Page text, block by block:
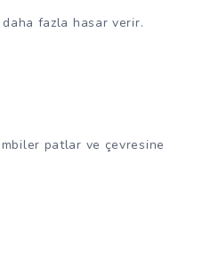
fazla hasar verir.
patlar ve çevresine